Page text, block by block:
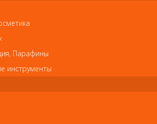
оплатить? Как получить?
для волос, склонных к чрезмерной
на поверхности волос невесомую
предотвратить потерю объёма
Парафины
инструменты